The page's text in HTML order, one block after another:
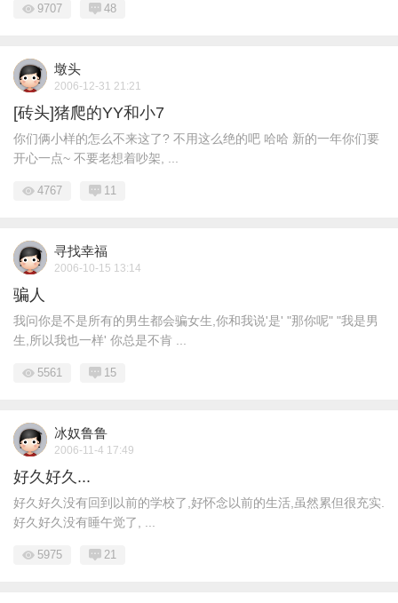
9707 48
墩头
2006-12-31 21:21
[砖头]猪爬的YY和小7
你们俩小样的怎么不来这了? 不用这么绝的吧 哈哈 新的一年你们要
开心一点~ 不要老想着吵架, ...
4767 11
寻找幸福
2006-10-15 13:14
骗人
我问你是不是所有的男生都会骗女生,你和我说'是' "那你呢" "我是男
生,所以我也一样' 你总是不肯 ...
5561 15
冰奴鲁鲁
2006-11-4 17:49
好久好久...
好久好久没有回到以前的学校了,好怀念以前的生活,虽然累但很充实.
好久好久没有睡午觉了, ...
5975 21